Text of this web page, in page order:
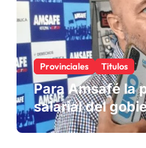
Provinciales Titulos
Para Amsafé la
salarial del
«queda corta»